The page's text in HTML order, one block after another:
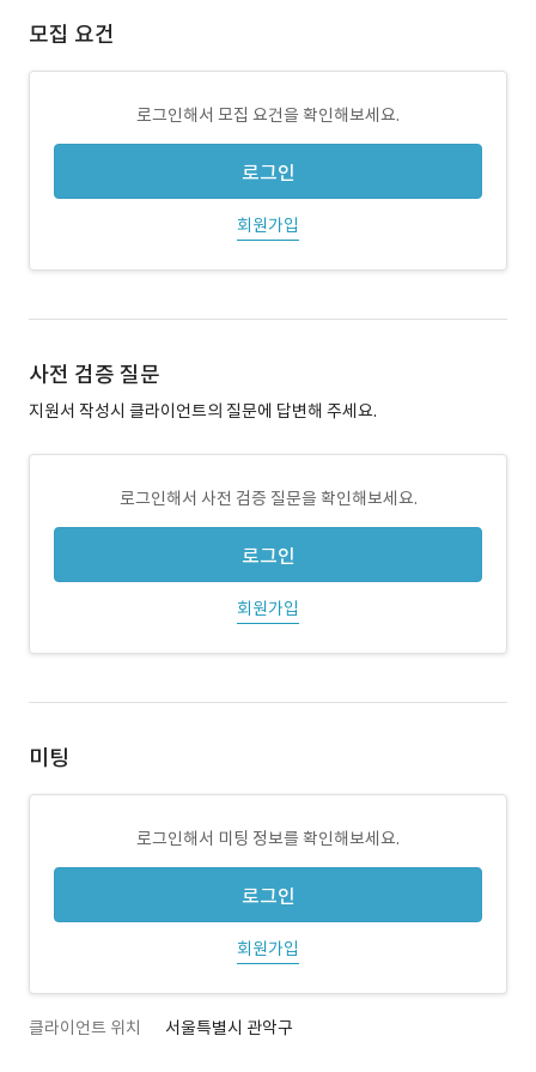
모집 요건
로그인해서 모집 요건을 확인해보세요.
로그인
회원가입
사전 검증 질문
지원서 작성시 클라이언트의 질문에 답변해 주세요.
로그인해서 사전 검증 질문을 확인해보세요.
로그인
회원가입
미팅
로그인해서 미팅 정보를 확인해보세요.
로그인
회원가입
클라이언트 위치 서울특별시 관악구